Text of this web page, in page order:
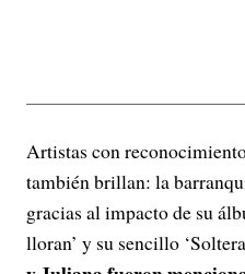
Artistas con
también brillan: la
gracias al impacto de su
lloran’ y su sencillo